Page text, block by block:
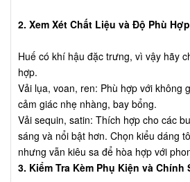
2. Xem Xét Chất Liệu và Độ Phù Hợp
Huế có khí hậu đặc trưng, vì vậy hãy
hợp.
Vải lụa, voan, ren: Phù hợp với không
cảm giác nhẹ nhàng, bay bổng.
Vải sequin, satin: Thích hợp cho các
sáng và nổi bật hơn. Chọn kiểu dáng
nhưng vẫn kiêu sa để hòa hợp với
3. Kiểm Tra Kèm Phụ Kiện và Chính